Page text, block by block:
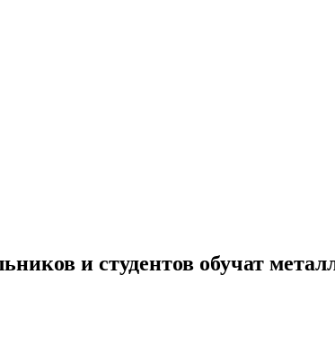
и студентов обучат